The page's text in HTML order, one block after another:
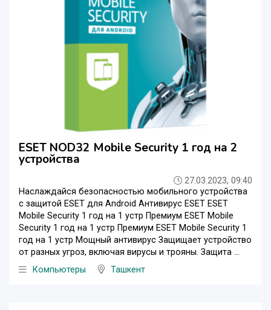
ESET NOD32 Mobile Security 1 год на 2
устройства
27.03.2023, 09:40
Наслаждайся безопасностью мобильного устройства
с защитой ESET для Android Антивирус ESET ESET
Mobile Security 1 год на 1 устр Премиум ESET Mobile
Security 1 год на 1 устр Премиум ESET Mobile Security 1
год на 1 устр Мощный антивирус Защищает устройство
от разных угроз, включая вирусы и трояны. Защита ...
Компьютеры
Ташкент